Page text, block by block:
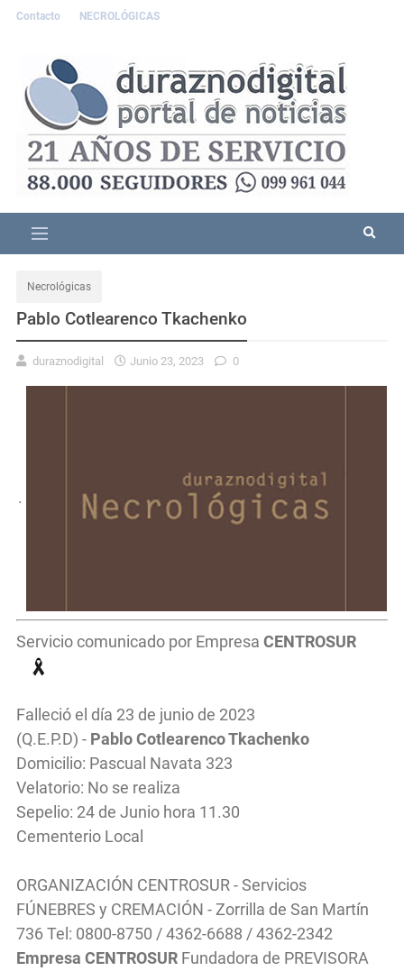
Contacto NECROLÓGICAS
Necrológicas
Pablo Cotlearenco Tkachenko
duraznodigital Junio 23, 2023 0
.
Servicio comunicado por Empresa CENTROSUR
Falleció el día 23 de junio de 2023
(Q.E.P.D) - Pablo Cotlearenco Tkachenko
Domicilio: Pascual Navata 323
Velatorio: No se realiza
Sepelio: 24 de Junio hora 11.30
Cementerio Local
ORGANIZACIÓN CENTROSUR - Servicios
FÚNEBRES y CREMACIÓN - Zorrilla de San Martín
736 Tel: 0800-8750 / 4362-6688 / 4362-2342
Empresa CENTROSUR Fundadora de PREVISORA